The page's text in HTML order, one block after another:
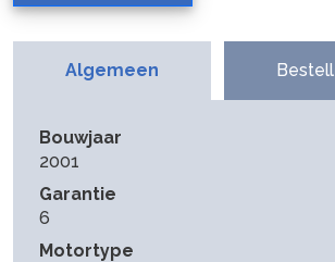
Algemeen
Bouwjaar
2001
Garantie
6
Motortype